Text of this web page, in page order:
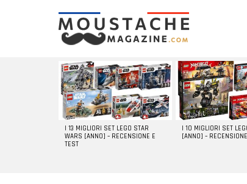
LATEST
STORIES
I 13 MIGLIORI SET LEGO STAR
WARS [ANNO] – RECENSIONE E
TEST
I 10 MIGLIORI SET
[ANNO] –